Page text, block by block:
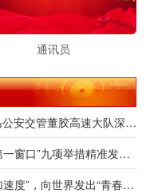
通讯员
智构立体防控网 联筑高速平安路｜青岛公安交管董胶高速大队深耕交通治理提质增效
胶东国际机场多措并举打造入境旅游“第一窗口”九项举措精准发力，助力青岛建设国际滨海旅游度假胜地
山海共迎天下客，青岛入境旅游跑出“加速度”，向世界发出“青春之约”